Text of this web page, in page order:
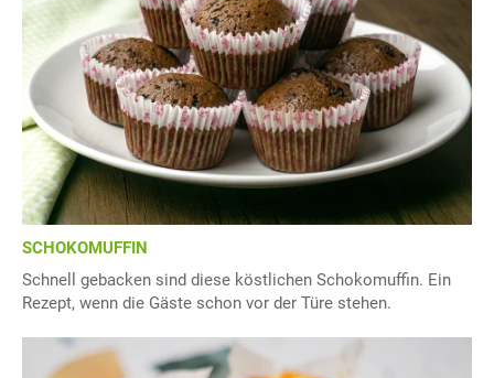
SCHOKOMUFFIN
Schnell gebacken sind diese köstlichen Schokomuffin. Ein
Rezept, wenn die Gäste schon vor der Türe stehen.